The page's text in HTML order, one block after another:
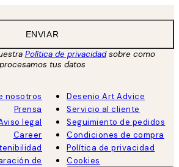
ENVIAR
Política de privacidadsobre como
procesamos tus datos
nosotros
Prensa
legal
Career
de
Desenio Art Advice
Servicio al cliente
Seguimiento de pedidos
Condiciones de compra
Política de privacidad
Cookies